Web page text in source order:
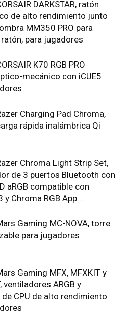
DARKSTAR, ratón
de alto rendimiento junto
MM350 PRO para
para jugadores
K70 RGB PRO
mecánico con iCUE5
Charging Pad Chroma,
rápida inalámbrica Qi
Chroma Light Strip Set,
de 3 puertos Bluetooth con
aRGB compatible con
y Chroma RGB App...
Gaming MC-NOVA, torre
para jugadores
Gaming MFX, MFXKIT y
ventiladores ARGB y
CPU de alto rendimiento